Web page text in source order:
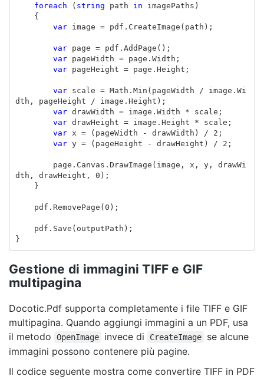
foreach ( string path in imagePaths )
{
var
image = pdf . CreateImage ( path );
var page = pdf . AddPage ();
var
pageWidth = page . Width ;
var
pageHeight = page . Height ;
var scale = Math . Min ( pageWidth / image . Wi
dth , pageHeight / image . Height );
var drawWidth = image . Width * scale ;
var drawHeight = image . Height * scale ;
var
x = ( pageWidth - drawWidth ) / 2 ;
var y = ( pageHeight - drawHeight ) / 2 ;
page . Canvas . DrawImage ( image , x , y,
drawWi
dth , drawHeight , 0 );
}
pdf . RemovePage ( 0 );
pdf . Save ( outputPath );
}
Gestione di immagini TIFF e GIF
multipagina
Docotic.Pdf supporta completamente i file TIFF e GIF
multipagina. Quando aggiungi immagini a un PDF, usa
il metodo
OpenImage invece di CreateImage
se alcune
immagini possono contenere più pagine.
Il codice seguente mostra come convertire TIFF in PDF